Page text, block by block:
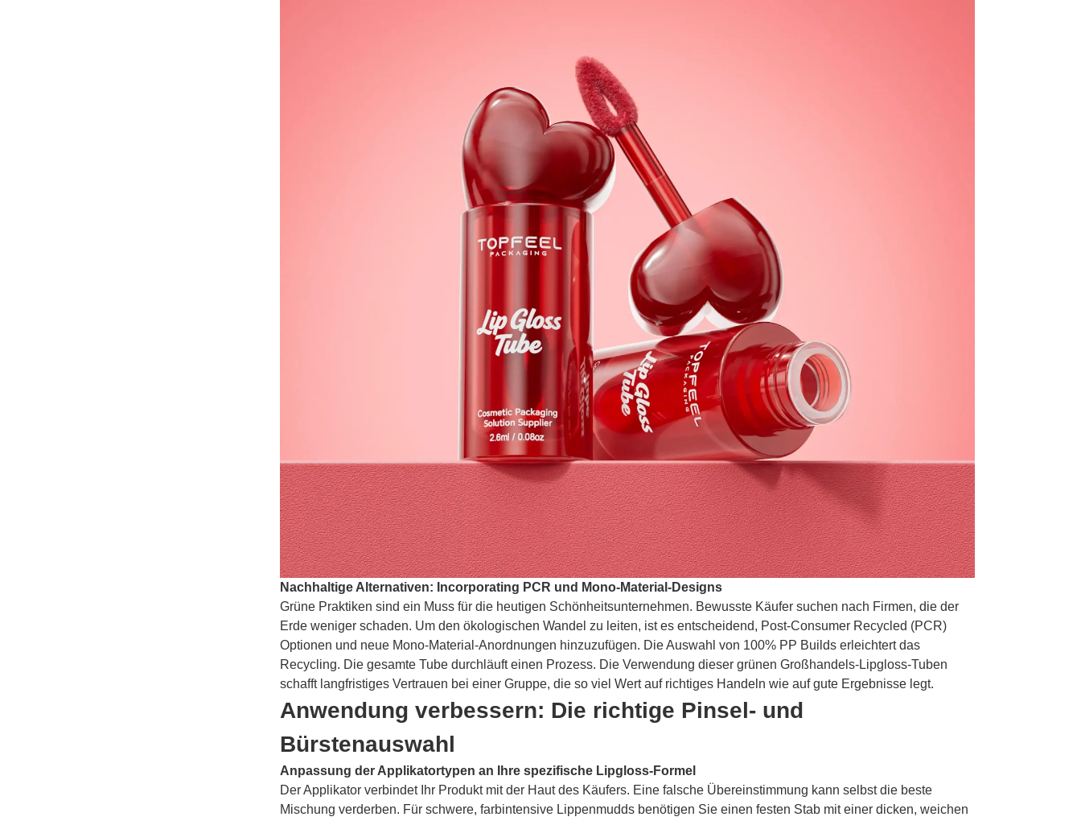
Nachhaltige Alternativen: Incorporating PCR und Mono-Material-Designs
Grüne Praktiken sind ein Muss für die heutigen Schönheitsunternehmen. Bewusste Käufer suchen nach Firmen, die der
Erde weniger schaden. Um den ökologischen Wandel zu leiten, ist es entscheidend, Post-Consumer Recycled (PCR)
Optionen und neue Mono-Material-Anordnungen hinzuzufügen. Die Auswahl von 100% PP Builds erleichtert das
Recycling. Die gesamte Tube durchläuft einen Prozess. Die Verwendung dieser grünen Großhandels-Lipgloss-Tuben
schafft langfristiges Vertrauen bei einer Gruppe, die so viel Wert auf richtiges Handeln wie auf gute Ergebnisse legt.
Anwendung verbessern: Die richtige Pinsel- und
Bürstenauswahl
Anpassung der Applikatortypen an Ihre spezifische Lipgloss-Formel
Der Applikator verbindet Ihr Produkt mit der Haut des Käufers. Eine falsche Übereinstimmung kann selbst die beste
Mischung verderben. Für schwere, farbintensive Lippenmudds benötigen Sie einen festen Stab mit einer dicken, weichen